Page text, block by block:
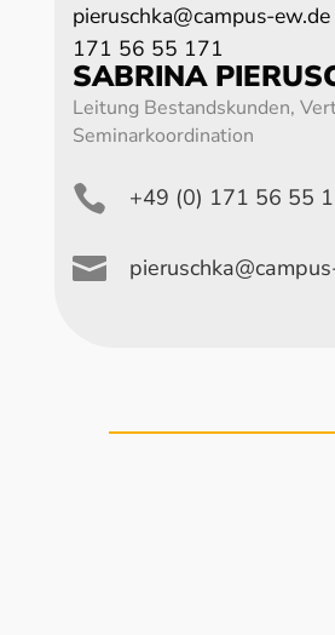
pieruschka@campus-ew.de
171 56 55 171
SABRINA
Leitung Bestandskunden,
Seminarkoordination
 +49 (0) 171 56 55
